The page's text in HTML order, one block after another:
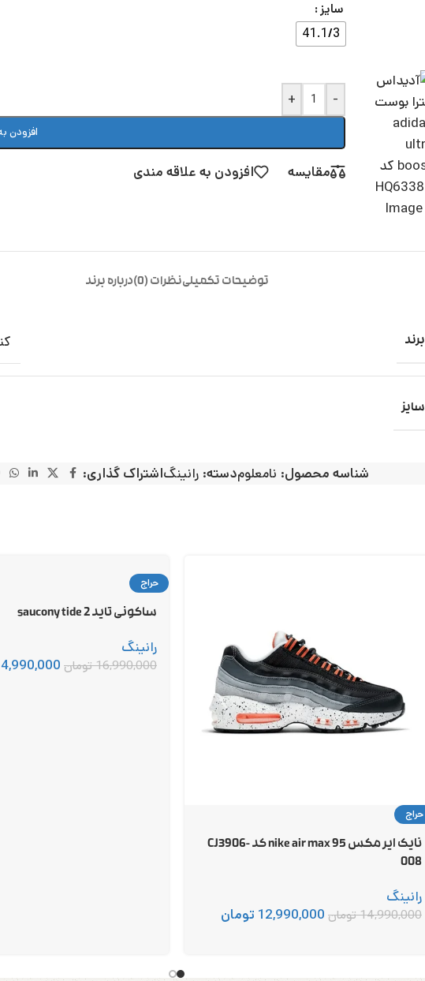
سایز
41.1/3
-
+
افزودن
مقایسه افزودن به علاقه مندی
توضیحات تکمیلینظرات (0) درباره برند
برند
سایز
شناسه محصول: نامعلومدسته: رانینگاشتراک گذاری:
حراج
نایک ایر مکس 95 nike air max کد CJ3906-
008
رانینگ
14,990,000تومان 12,990,000 تومان
حراج
ساکونی تاید 2 saucony tide
رانینگ
16,990,000تومان